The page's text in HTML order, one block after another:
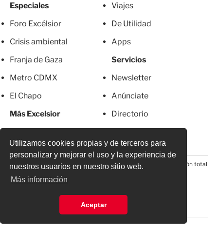
Utilizamos cookies propias y de terceros para
personalizar y mejorar el uso y la experiencia de
nuestros usuarios en nuestro sitio web.
Más información
Aceptar
Especiales
Foro Excélsior
Crisis ambiental
Franja de Gaza
Metro CDMX
El Chapo
Más Excelsior
Viajes
De Utilidad
Apps
Servicios
Newsletter
Anúnciate
Directorio
© 2026 Todos los derechos reservados. Prohibida la reproducción total
o parcial, incluyendo cualquier medio electrónico*